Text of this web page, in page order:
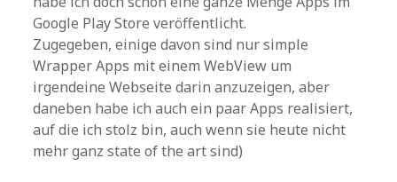
Google Play Store veröffentlicht.
Zugegeben, einige davon sind nur simple
Wrapper Apps mit einem WebView um
irgendeine Webseite darin anzuzeigen, aber
daneben habe ich auch ein paar Apps realisiert,
auf die ich stolz bin, auch wenn sie heute nicht
mehr ganz state of the art sind)